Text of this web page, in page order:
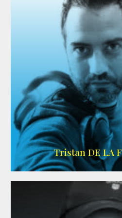
IMDB
Tristan DE LA